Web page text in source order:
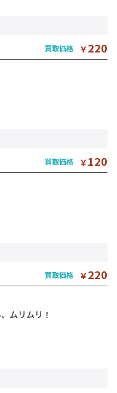
買取価格 ￥220
買取価格 ￥120
買取価格 ￥220
ムリムリ！